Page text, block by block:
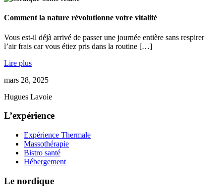
Comment la nature révolutionne votre vitalité
Vous est-il déjà arrivé de passer une journée entière sans respirer
l’air frais car vous étiez pris dans la routine […]
Lire plus
mars 28, 2025
Hugues Lavoie
L’expérience
Expérience Thermale
Massothérapie
Bistro santé
Hébergement
Le nordique